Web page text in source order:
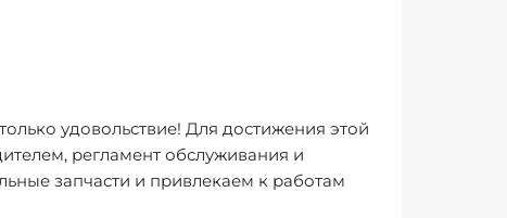
удовольствие! Для достижения этой
регламент обслуживания и
запчасти и привлекаем к работам